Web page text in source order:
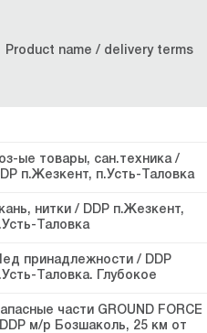
Product name / delivery terms
ые товары, сан.техника /
п.Жезкент, п.Усть-Таловка
нитки / DDP п.Жезкент,
Таловка
принадлежности / DDP
Таловка. Глубокое
части GROUND FORCE
м/р Бозшаколь, 25 км от